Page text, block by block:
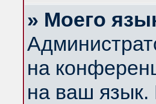
» Моего
на
на ваш язык.